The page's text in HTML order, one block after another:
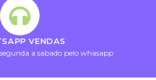
VENDAS
a sabado pelo whasapp